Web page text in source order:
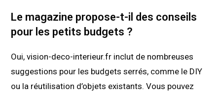
Le magazine propose-t-il des conseils
pour les petits budgets ?
Oui, vision-deco-interieur.fr inclut de nombreuses
suggestions pour les budgets serrés, comme le DIY
ou la réutilisation d’objets existants. Vous pouvez